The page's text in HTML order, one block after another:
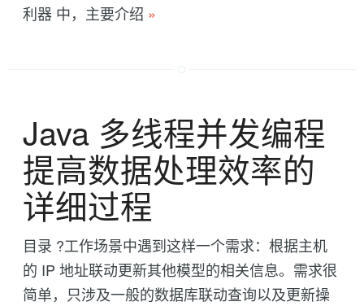
利器 中，主要介绍 »
Java 多线程并发编程
提高数据处理效率的
详细过程
目录 ?工作场景中遇到这样一个需求：根据主机
的 IP 地址联动更新其他模型的相关信息。需求很
简单，只涉及一般的数据库联动查询以及更新操